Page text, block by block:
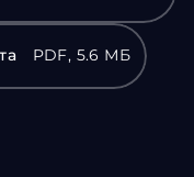
PDF, 5.6 МБ